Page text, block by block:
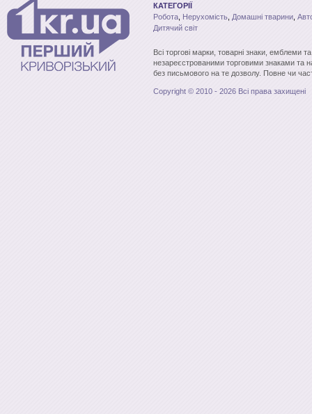
КАТЕГОРІЇ
Робота Нерухомість Домашні тварини
Дитячий світ
Всі торгові марки, товарні знаки, емблеми
незареєстрованими торговими знаками та
без письмового на те дозволу. Повне чи
Copyright © 2010 - 2026 Всі права захищені